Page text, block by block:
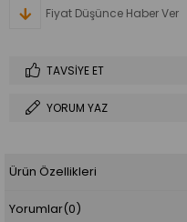
Fiyat Düşünce Haber Ver
TAVSIYE ET
YORUM YAZ
Ürün Özellikleri
Yorumlar(0)